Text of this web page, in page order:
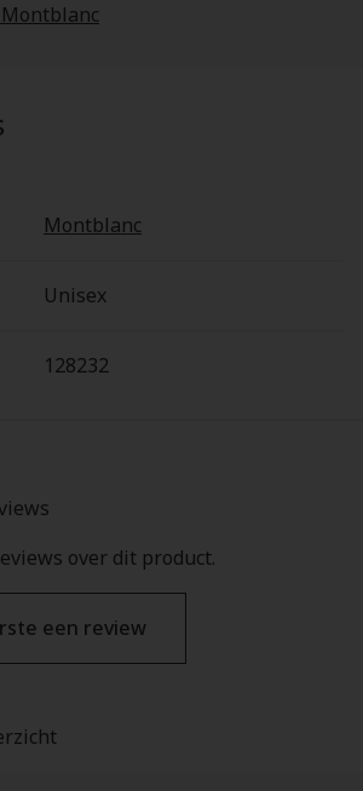
Montblanc
Unisex
128232
over dit product.
een review